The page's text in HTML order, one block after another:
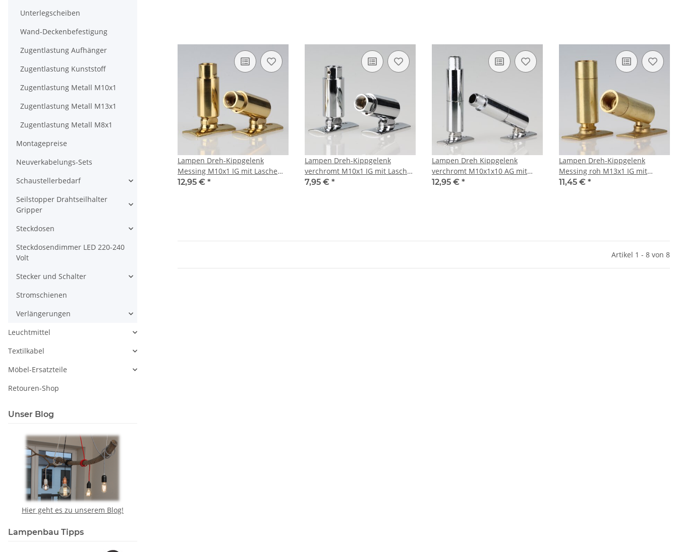
Lampen Dreh-Kippgelenk
Messing M10x1 IG mit Lasche
16x48 mm
12,95 € *
Lampen Dreh-Kippgelenk
verchromt M10x1 IG mit Lasche
16x48 mm
7,95 € *
Lampen Dreh Kippgelenk
verchromt M10x1x10 AG mit
Lasche 13x63 mm
12,95 € *
Lampen Dreh-Kippgelenk
Messing roh M13x1 IG mit
Lasche 16x56 mm
11,45 € *
Artikel 1 - 8 von 8
Unterlegscheiben
Wand-Deckenbefestigung
Zugentlastung Aufhänger
Zugentlastung Kunststoff
Zugentlastung Metall M10x1
Zugentlastung Metall M13x1
Zugentlastung Metall M8x1
Montagepreise
Neuverkabelungs-Sets
Schaustellerbedarf
Seilstopper Drahtseilhalter
Gripper
Steckdosen
Steckdosendimmer LED 220-240
Volt
Stecker und Schalter
Stromschienen
Verlängerungen
Leuchtmittel
Textilkabel
Möbel-Ersatzteile
Retouren-Shop
Unser Blog
Hier geht es zu unserem Blog!
Lampenbau Tipps